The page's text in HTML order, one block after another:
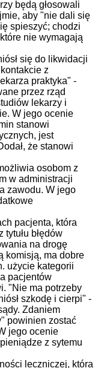
będą głosowali
aby "nie dali się
spieszyć; chodzi
nie wymagają
się do likwidacji
z
praktyka" -
przez rząd
lekarzy i
W jego ocenie
stanowi
jest
że stanowi
osobom z
w administracji
zawodu. W jego
pacjenta, która
błędów
na drogę
komisją, ma dobre
użycie kategorii
pacjentów
"Nie ma potrzeby
szkodę i cierpi" -
Zdaniem
powinien zostać
jego ocenie
z sytemu
leczniczej, która